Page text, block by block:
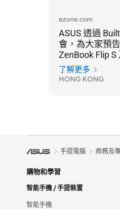
ezone.com
ASUS 透過 Built for Brilliance 網上發布
會，為大家預
ZenBook Flip S
身配紅銅鑽石
了解更多
HONG KONG
手提電腦 商務及
購物和學習
智能手機 / 手提裝置
智能手機